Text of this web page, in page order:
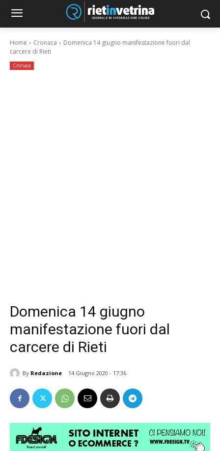
Home Cronaca
Domenica 14 giugno manifestazione fuori dal
carcere di Rieti
Cronaca
Domenica 14 giugno
manifestazione fuori dal
carcere di Rieti
By Redazione 14 Giugno 2020 - 17:36